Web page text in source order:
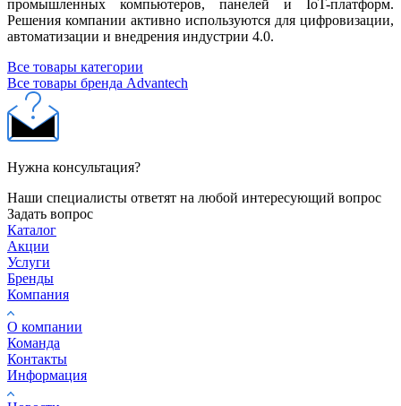
промышленных компьютеров, панелей и IoT-платформ.
Решения компании активно используются для цифровизации,
автоматизации и внедрения индустрии 4.0.
Все товары категории
Все товары бренда Advantech
Нужна консультация?
Наши специалисты ответят на любой интересующий вопрос
Задать вопрос
Каталог
Акции
Услуги
Бренды
Компания
О компании
Команда
Контакты
Информация